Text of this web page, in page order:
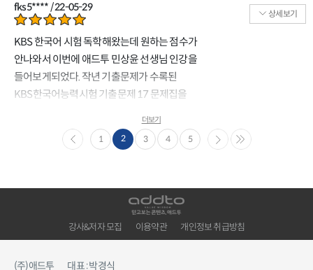
조항이 많으므로 해당되는 예와 해당되지 않는
사례를 구분하고 적용할 수 있어야 문제를 쉽게 풀
수 있다. -단답형으로만 공부하면 나중에
기억하기가 더 힘드니까 구체적으로 공부하기-
답을 모를 경우 보기의 뜻을 넣어보고 문맥이
바르지 않은 경우를 소거하는 방법으로 정답을
좁혀나가기! 실전에서 활용할 수 있는 스킬을 많이
알려주셔서 굉장히 도움이 많이 됐고 다음 강의도
더보기
상세보기
fks5**** / 22-05-29
KBS 한국어 시험 독학해왔는데 원하는 점수가
안나와서 이번에 애드투 민상윤 선생님 인강을
들어보게되었다. 작년 기출문제가 수록된
KBS한국어능력시험 기출문제 17 문제집을
같다. kbs한국어 강의를 듣는 게 첨이라
신기하면서도 이번에는 고득점 받을 수 있을 것
1 2 3 4 5
강사&저자 모집 이용약관 개인정보 취급방침
(주)애드투 대표 : 박경식